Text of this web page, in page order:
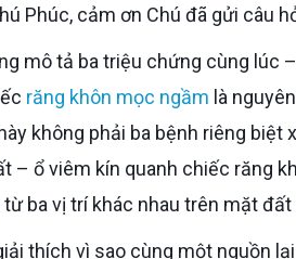
Phúc, cảm ơn Chú đã gửi câu
mô tả ba triệu chứng cùng lúc
răng khôn mọc ngầm là
không phải ba bệnh riêng biệt
– ổ viêm kín quanh chiếc răng
từ ba vị trí khác nhau trên mặt